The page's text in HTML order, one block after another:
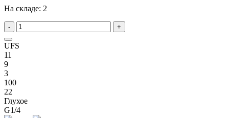
На складе: 2
- +
UFS
11
9
3
100
22
Глухое
G1/4